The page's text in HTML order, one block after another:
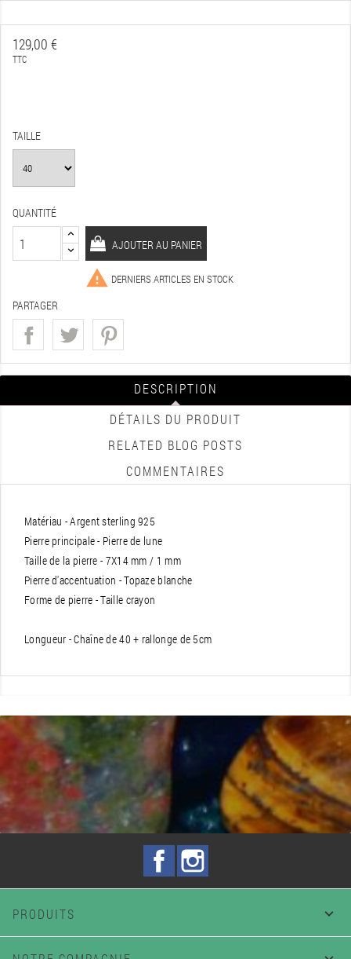
129,00 €
TTC
TAILLE
QUANTITÉ
AJOUTER AU PANIER
 DERNIERS ARTICLES EN STOCK
PARTAGER
DESCRIPTION
DÉTAILS DU PRODUIT
RELATED BLOG POSTS
COMMENTAIRES
Matériau - Argent sterling 925
Pierre principale - Pierre de lune
Taille de la pierre - 7X14 mm / 1 mm
Pierre d'accentuation - Topaze blanche
Forme de pierre - Taille crayon
Longueur - Chaîne de 40 + rallonge de 5cm
Facebook
PRODUITS 